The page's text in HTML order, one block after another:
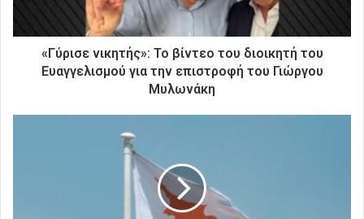
τ
«Γύρισε νικητής»: Το βίντεο του διοικητή του
Ευαγγελισμού για την επιστροφή του Γιώργου
Μυλωνάκη